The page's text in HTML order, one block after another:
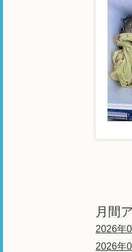
月間
2026年
2026年